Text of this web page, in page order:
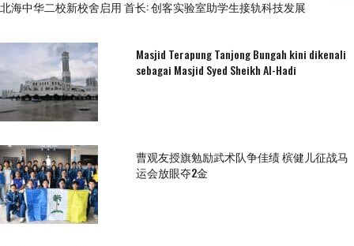
北海中华二校新校舍启用 首长: 创客实验室助学生接轨科技发展
Masjid Terapung Tanjong Bungah kini dikenali
sebagai Masjid Syed Sheikh Al-Hadi
曹观友授旗勉励武术队争佳绩 槟健儿征战马
运会放眼夺2金